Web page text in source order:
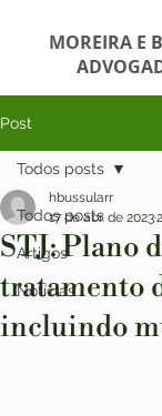
MOREIRA E
Post
Todos posts
Artigos
Notícias
Todos posts
STJ: Plano
tratamento
incluindo
hbussularr
17 de abr. de 2023